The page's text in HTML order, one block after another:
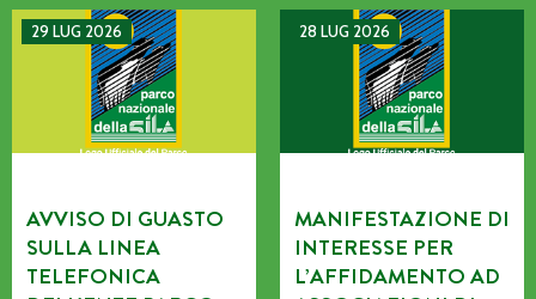
29 LUG 2026
AVVISO DI GUASTO SULLA LINEA TELEFONICA DELL’ENTE
AVVISO DI GUASTO
SULLA LINEA
TELEFONICA
28 LUG 2026
MANIFESTAZIONE DI
MANIFESTAZIONE DI
INTERESSE PER
L’AFFIDAMENTO AD